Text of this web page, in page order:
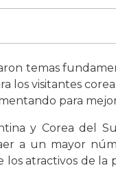
temas
los visitantes
para
y Corea del
a un mayor
los atractivos de